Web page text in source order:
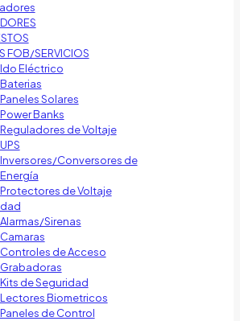
FOB/SERVICIOS
Eléctrico
Baterias
Paneles Solares
Power Banks
Reguladores de Voltaje
UPS
Inversores/Conversores de
Energía
Protectores de Voltaje
Alarmas/Sirenas
Camaras
Controles de Acceso
Grabadoras
Kits de Seguridad
Lectores Biometricos
Paneles de Control